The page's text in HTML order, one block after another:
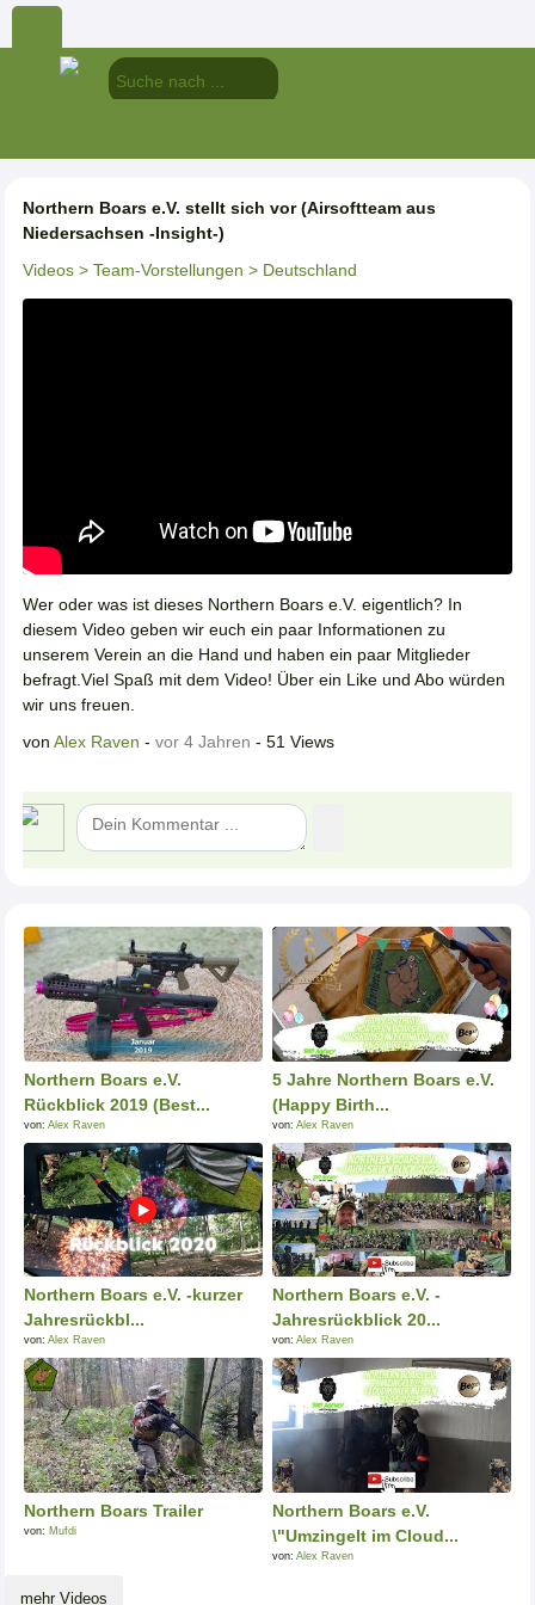
Northern Boars e.V. stellt sich vor (Airsoftteam aus
Niedersachsen -Insight-)
Videos > Team-Vorstellungen > Deutschland
Wer oder was ist dieses Northern Boars e.V. eigentlich? In
diesem Video geben wir euch ein paar Informationen zu
unserem Verein an die Hand und haben ein paar Mitglieder
befragt.Viel Spaß mit dem Video! Über ein Like und Abo würden
wir uns freuen.
von Alex Raven - vor 4 Jahren - 51 Views
Northern Boars e.V.
Rückblick 2019 (Best...
von: Alex Raven
5 Jahre Northern Boars e.V.
(Happy Birth...
von: Alex Raven
Northern Boars e.V. -kurzer
Jahresrückbl...
von: Alex Raven
Northern Boars e.V. -
Jahresrückblick 20...
von: Alex Raven
Northern Boars Trailer
von: Mufdi
Northern Boars e.V.
\"Umzingelt im Cloud...
von: Alex Raven
mehr Videos